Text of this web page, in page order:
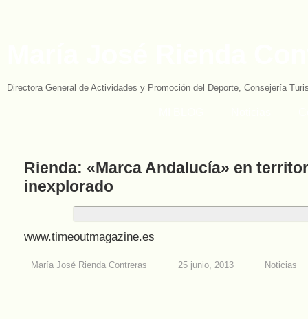
Directora General de Actividades y Promoción del Deporte, Consejería
Rienda: «Marca Andalucía» en
inexplorado
www.timeoutmagazine.es
María José Rienda Contreras 25 junio, 2013 Noticias